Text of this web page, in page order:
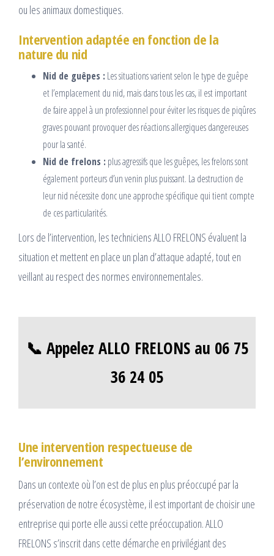
ou les animaux domestiques.
Intervention adaptée en fonction de la
nature du nid
Nid de guêpes : Les situations varient selon le type de guêpe
et l’emplacement du nid, mais dans tous les cas, il est important
de faire appel à un professionnel pour éviter les risques de piqûres
graves pouvant provoquer des réactions allergiques dangereuses
pour la santé.
Nid de frelons : plus agressifs que les guêpes, les frelons sont
également porteurs d’un venin plus puissant. La destruction de
leur nid nécessite donc une approche spécifique qui tient compte
de ces particularités.
Lors de l’intervention, les techniciens ALLO FRELONS évaluent la
situation et mettent en place un plan d’attaque adapté, tout en
veillant au respect des normes environnementales.
📞 Appelez ALLO FRELONS au 06 75
36 24 05
Une intervention respectueuse de
l’environnement
Dans un contexte où l’on est de plus en plus préoccupé par la
préservation de notre écosystème, il est important de choisir une
entreprise qui porte elle aussi cette préoccupation. ALLO
FRELONS s’inscrit dans cette démarche en privilégiant des